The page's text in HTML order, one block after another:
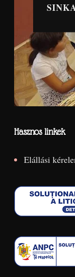
Hasznos linkek
Elállási